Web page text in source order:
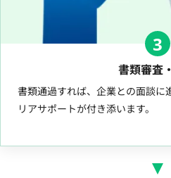
3
書類審査
書類通過すれば、企業との面談に
リアサポートが付き添います。